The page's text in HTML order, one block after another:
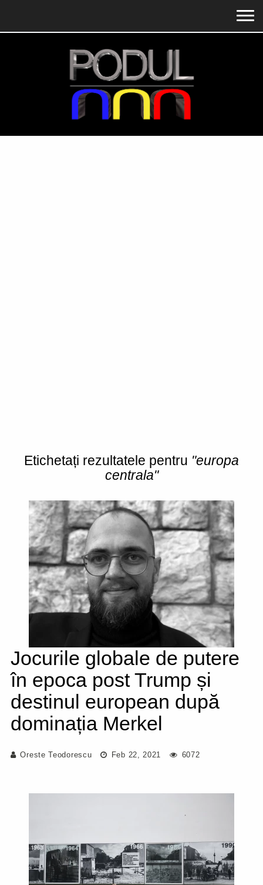
Etichetați rezultatele pentru "europa
centrala"
Jocurile globale de putere
în epoca post Trump și
destinul european după
dominația Merkel
Oreste Teodorescu Feb 22, 2021 6072